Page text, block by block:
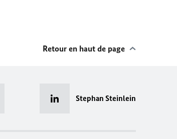
Retour en haut de page
Stephan Steinlein